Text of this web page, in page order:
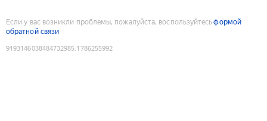
Если у вас возникли проблемы, пожалуйста, воспользуйтесьформой
обратной связи
9193146038484732985:1786255992